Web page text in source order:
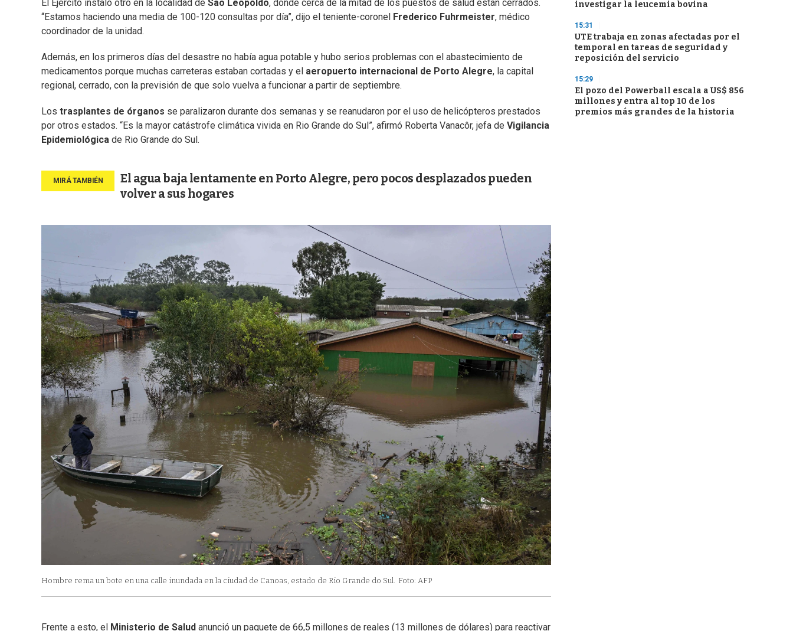
El Ejército instaló otro en la localidad de São Leopoldo, donde cerca de la mitad de los puestos de salud están cerrados.
“Estamos haciendo una media de 100-120 consultas por día”, dijo el teniente-coronel
Frederico Fuhrmeister, médico
coordinador de la unidad.
Además, en los primeros días del desastre no había agua potable y hubo serios problemas con el abastecimiento de
medicamentos porque muchas carreteras estaban cortadas y el aeropuerto internacional de Porto Alegre, la capital
regional, cerrado, con la previsión de que solo vuelva a funcionar a partir de septiembre.
Los trasplantes de órganos se paralizaron durante dos semanas y se reanudaron por el uso de helicópteros prestados
por otros estados. “Es la mayor catástrofe climática vivida en Rio Grande do Sul”, afirmó Roberta Vanacôr, jefa de Vigilancia
Epidemiológica de Rio Grande do Sul.
El agua baja lentamente en Porto Alegre, pero pocos desplazados pueden
volver a sus hogares
Hombre rema un bote en una calle inundada en la ciudad de Canoas, estado de Rio Grande do Sul. Foto: AFP
Frente a esto, el Ministerio de Salud anunció un paquete de 66,5 millones de reales (13 millones de dólares) para reactivar
investigar la leucemia bovina
15:31
UTE trabaja en zonas afectadas por el
temporal en tareas de seguridad y
reposición del servicio
15:29
El pozo del Powerball escala a US$ 856
millones y entra al top 10 de los
premios más grandes de la historia